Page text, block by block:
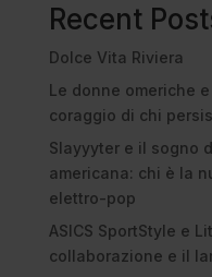
Recent
Dolce Vita Riviera
Le donne omeriche
coraggio di chi
Slayyyter e il sogno
americana: chi è la
elettro-pop
ASICS SportStyle e
collaborazione e il